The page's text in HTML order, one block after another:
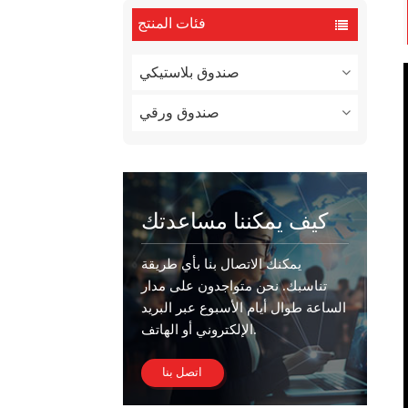
فئات المنتج
صندوق بلاستيكي
صندوق ورقي
كيف يمكننا مساعدتك
يمكنك الاتصال بنا بأي طريقة
تناسبك. نحن متواجدون على مدار
الساعة طوال أيام الأسبوع عبر البريد
الإلكتروني أو الهاتف.
اتصل بنا